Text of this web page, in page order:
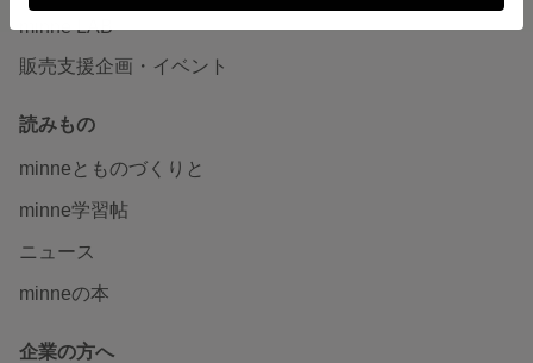
minne LAB
販売支援企画・イベント
読みもの
minneとものづくりと
minne学習帖
ニュース
minneの本
企業の方へ